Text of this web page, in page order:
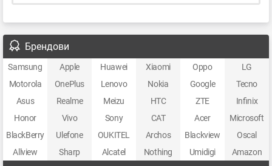
Брендови
Samsung Apple Huawei Xiaomi Oppo
LG
Motorola
OnePlus Lenovo Nokia Google
Tecno
Asus
Realme Meizu HTC ZTE
Infinix
Honor
Vivo Sony CAT Acer
Microsoft
BlackBerry
Ulefone OUKITEL Archos Blackview
Oscal
Allview
Sharp Alcatel Nothing Umidigi Amazon